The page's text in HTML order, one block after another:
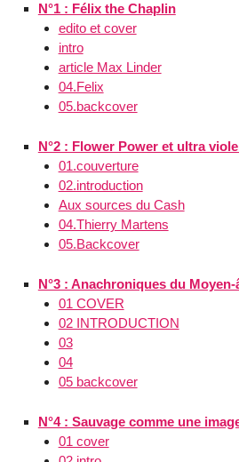
N°1 : Félix the Chaplin
edito et cover
intro
article Max Linder
04.Felix
05.backcover
N°2 : Flower Power et ultra
01.couverture
02.introduction
Aux sources du Cash
04.Thierry Martens
05.Backcover
N°3 : Anachroniques du Moyen-
01 COVER
02 INTRODUCTION
03
04
05 backcover
N°4 : Sauvage comme une
01 cover